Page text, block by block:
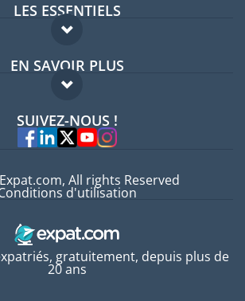
LES ESSENTIELS
Forum expatriés
Guides pays
EN SAVOIR PLUS
FAQ
Experts
SUIVEZ-NOUS !
gratuitement, depuis plus de
20 ans
All rights Reserved
d'utilisation